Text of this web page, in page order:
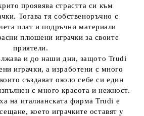
проявява страстта си към
Тогава тя собственоръчно с
плат и подръчни материали
плюшени играчки за своите
приятели.
и до наши дни, защото Trudi
играчки, а изработени с много
създават около себе си един
с много красота и нежност.
на италианската фирма Trudi е
което играчките оставят у